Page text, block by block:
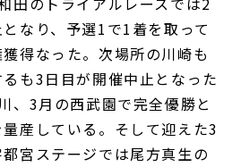
なり、予選1で1着を取って
得なった。次場所の川崎も
も3日目が開催中止となった
、3月の西武園で完全優勝と
産している。そして迎えた3
宮ステージでは尾方真生の